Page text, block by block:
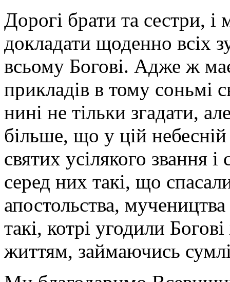
Дорогі брати та сестри, і
докладати щоденно всіх
всьому Богові. Адже ж
прикладів в тому соньмі
нині не тільки згадати,
більше, що у цій
святих усілякого звання і
серед них такі, що
апостольства,
такі, котрі угодили
життям, займаючись